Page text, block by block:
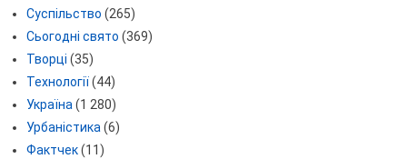
Суспільство (265)
Сьогодні свято (369)
Творці (35)
Технології(44)
Україна(1 280)
Урбаністика(6)
Фактчек(11)